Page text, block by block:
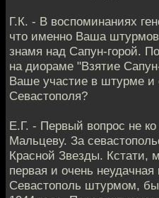
Г.К. - В воспоминаниях
что именно Ваша
знамя над Сапун-горой.
на диораме "Взятие
Ваше участие в штурме и
Севастополя?
Е.Г. - Первый вопрос не
Мальцеву. За
Красной Звезды. Кстати,
первая и очень неудачная
Севастополь штурмом,